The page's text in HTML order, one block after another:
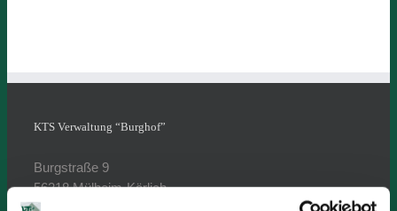
KTS Verwaltung “Burghof”
Burgstraße 9
56218 Mülheim-Kärlich